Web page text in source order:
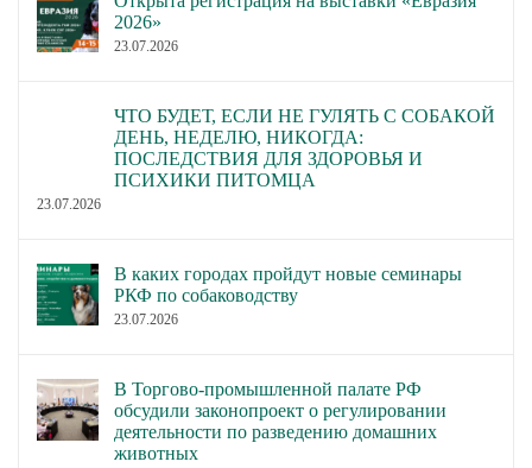
2026»
23.07.2026
ЧТО БУДЕТ, ЕСЛИ НЕ ГУЛЯТЬ С СОБАКОЙ
ДЕНЬ, НЕДЕЛЮ, НИКОГДА:
ПОСЛЕДСТВИЯ ДЛЯ ЗДОРОВЬЯ И
ПСИХИКИ ПИТОМЦА
23.07.2026
В каких городах пройдут новые семинары
РКФ по собаководству
23.07.2026
В Торгово-промышленной палате РФ
обсудили законопроект о регулировании
деятельности по разведению домашних
животных